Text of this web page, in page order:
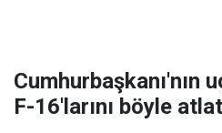
Cumhurbaşkanı'nın
F-16'larını böyle